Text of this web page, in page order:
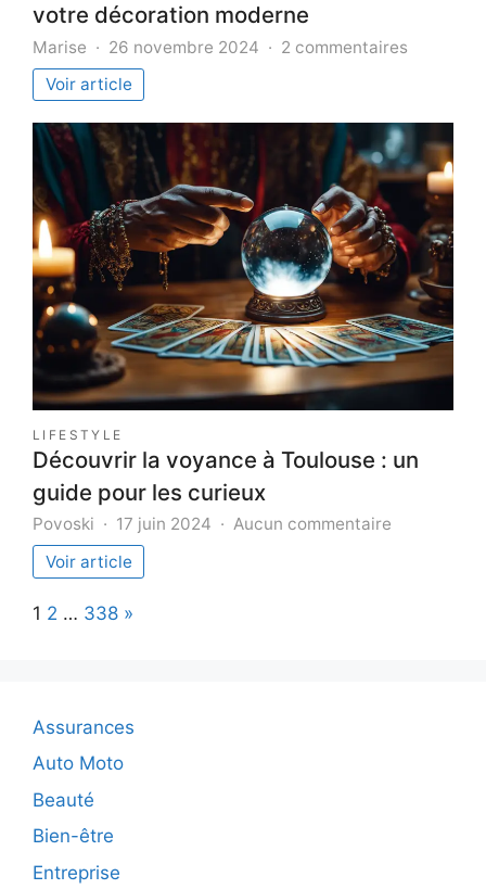
votre décoration moderne
Marise 26 novembre 2024 2 commentaires
touche
vintage
votre
moderne
Voir article
LIFESTYLE
Découvrir la voyance à Toulouse : un
guide pour les curieux
Povoski 17 juin 2024 Aucun commentaire
Voir article
Page:
1 2 … 338 Next
»
Assurances
Auto Moto
Beauté
Bien-être
Entreprise